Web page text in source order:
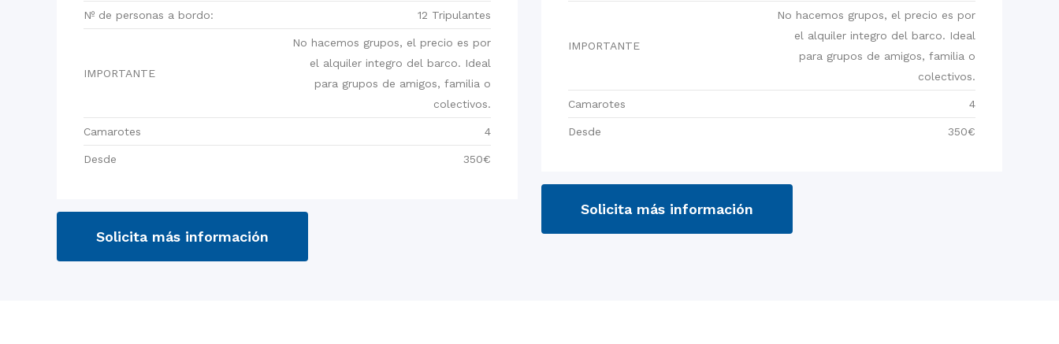
Nº de personas a bordo: 12 Tripulantes
IMPORTANTE
No hacemos grupos, el precio es por
el alquiler integro del barco. Ideal
para grupos de amigos, familia o
colectivos.
Camarotes 4
Desde 350€
Solicita más información
IMPORTANTE
No hacemos grupos, el precio es por
el alquiler integro del barco. Ideal
para grupos de amigos, familia o
colectivos.
Camarotes 4
Desde 350€
Solicita más información